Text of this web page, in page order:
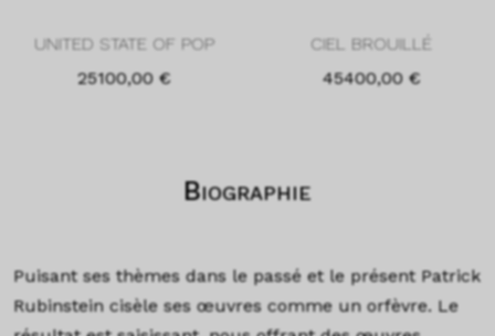
UNITED STATE OF POP
25100,00 €
CIEL BROUILLÉ
45400,00 €
Biographie
Puisant ses thèmes dans le passé et le présent Patrick
Rubinstein cisèle ses œuvres comme un orfèvre. Le